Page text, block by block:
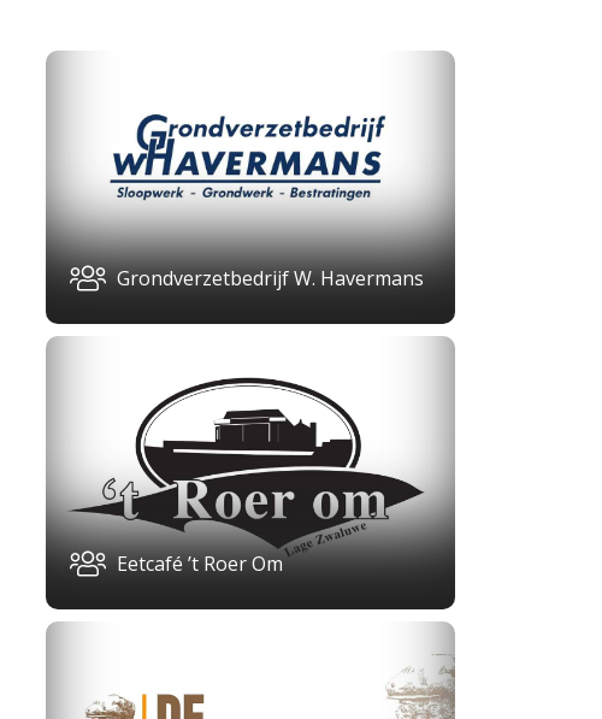
Grondverzetbedrijf W. Havermans
Eetcafé ’t Roer Om